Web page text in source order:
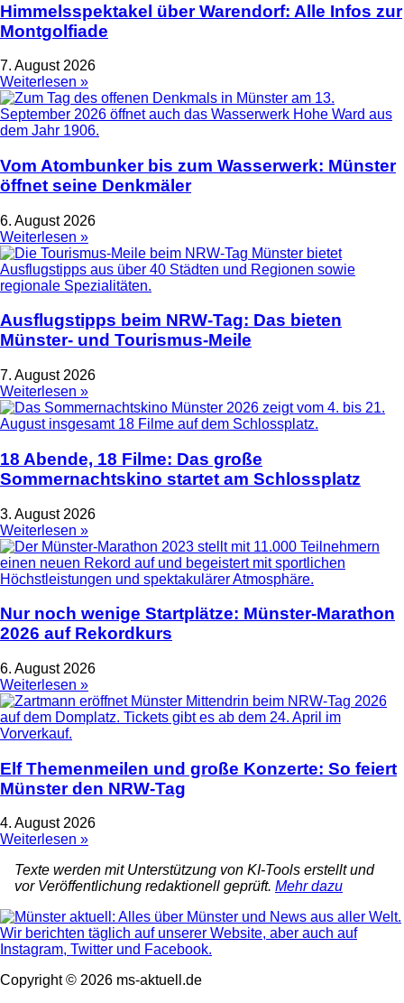
Himmelsspektakel über Warendorf: Alle Infos zur
Montgolfiade
7. August 2026
Weiterlesen »
Vom Atombunker bis zum Wasserwerk: Münster
öffnet seine Denkmäler
6. August 2026
Weiterlesen »
Ausflugstipps beim NRW-Tag: Das bieten
Münster- und Tourismus-Meile
7. August 2026
Weiterlesen »
18 Abende, 18 Filme: Das große
Sommernachtskino startet am Schlossplatz
3. August 2026
Weiterlesen »
Nur noch wenige Startplätze: Münster-Marathon
2026 auf Rekordkurs
6. August 2026
Weiterlesen »
Elf Themenmeilen und große Konzerte: So feiert
Münster den NRW-Tag
4. August 2026
Weiterlesen »
Texte werden mit Unterstützung von KI-Tools erstellt und
vor Veröffentlichung redaktionell geprüft. Mehr dazu
Copyright © 2026 ms-aktuell.de